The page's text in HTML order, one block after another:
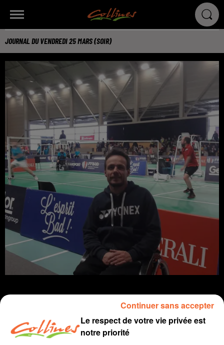
JOURNAL DU VENDREDI 25 MARS (SOIR)
info
Le respect de votre vie privée est
notre priorité
Continuer sans accepter